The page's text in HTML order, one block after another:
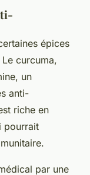
épices
curcuma,
un
anti-
riche en
pourrait
par une